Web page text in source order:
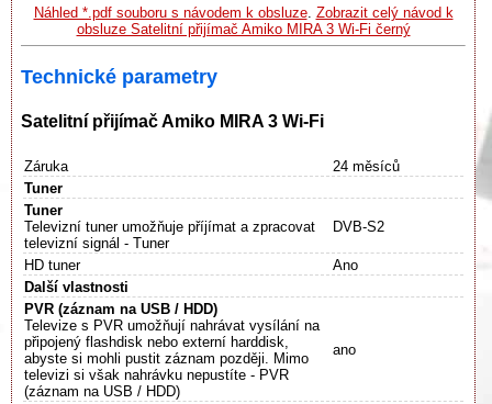
Náhled *.pdf souboru s návodem k obsluze. Zobrazit celý návod k
obsluze Satelitní přijímač Amiko MIRA 3 Wi-Fi černý
Technické parametry
Satelitní přijímač Amiko MIRA 3 Wi-Fi
Záruka
24 měsíců
Tuner
Tuner
Televizní tuner umožňuje příjímat a zpracovat
televizní signál - Tuner
DVB-S2
HD tuner
Ano
Další vlastnosti
PVR (záznam na USB / HDD)
Televize s PVR umožňují nahrávat vysílání na
připojený flashdisk nebo externí harddisk,
abyste si mohli pustit záznam později. Mimo
televizi si však nahrávku nepustíte - PVR
(záznam na USB / HDD)
ano